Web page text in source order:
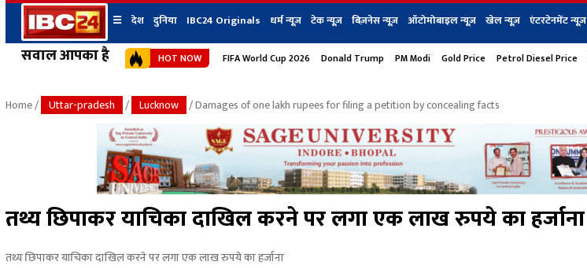
सवाल आपका है
☰ देश दुनिया IBC24 Originals धर्म न्यूज़ टेक न्यूज़ बिज़नेस न्यूज़ ऑटोमोबाइल न्यूज़ खेल न्यूज़ एंटरटेनमेंट न्यूज़
छत्तीसगढ़ न्यूज
उत्तर प्रदेश न्यूज
बिहार न्यूज
उत्तराखंड न्यूज
हिमाचल प्रदेश न्यूज
शहर
भोपाल
जबलपुर
ग्वालियर
रायपुर
बिलासपुर
दुनिया IBC24 Originals
शेयर बाज़ार गैजेट्स न्यूज
HOT NOW FIFA World Cup 2026 Donald Trump PM Modi Gold Price Petrol Diesel Price
Home/ Uttar-pradesh / Lucknow / Damages of one lakh rupees for filing a petition by concealing facts
तथ्य छिपाकर याचिका दाखिल करने पर लगा एक लाख रुपये का हर्जाना
तथ्य छिपाकर याचिका दाखिल करने पर लगा एक लाख रुपये का हर्जाना